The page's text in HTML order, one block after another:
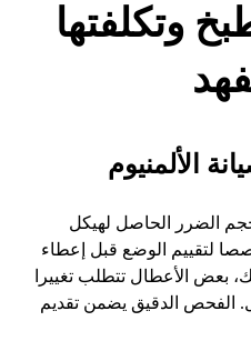
وتكلفتها
الألمنيوم
الضرر الحاصل لهيكل
لتقييم الوضع قبل إعطاء
بعض الأعطال تتطلب تغييرا
الفحص الدقيق يضمن تقديم